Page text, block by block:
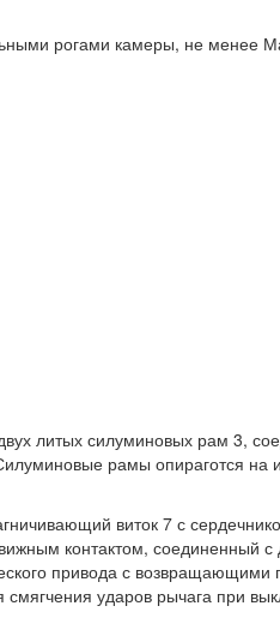
рогами камеры, не менее
литых силуминовых рам 3,
рамы опираготся на
виток 7 с
контактом, соединенный с
привода с возвращающими
ударов рычага при